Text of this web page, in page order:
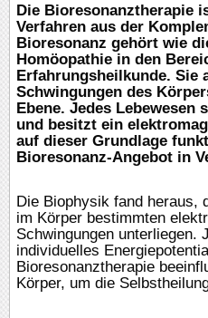
Die Bioresonanztherapie
Verfahren aus der
Bioresonanz gehört wie
Homöopathie in den
Erfahrungsheilkunde. Sie
Schwingungen des
Ebene. Jedes Lebewesen
und besitzt ein
auf dieser Grundlage
Bioresonanz-Angebot in
Die Biophysik fand heraus,
im Körper bestimmten
Schwingungen unterliegen.
individuelles
Bioresonanztherapie
Körper, um die